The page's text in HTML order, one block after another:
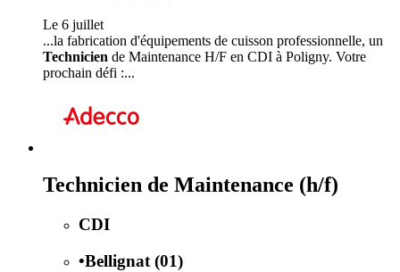
Le 6 juillet
...la fabrication d'équipements de cuisson professionnelle, un
Technicien de Maintenance H/F en CDI à Poligny. Votre
prochain défi :...
Technicien de Maintenance (h/f)
CDI
•Bellignat (01)